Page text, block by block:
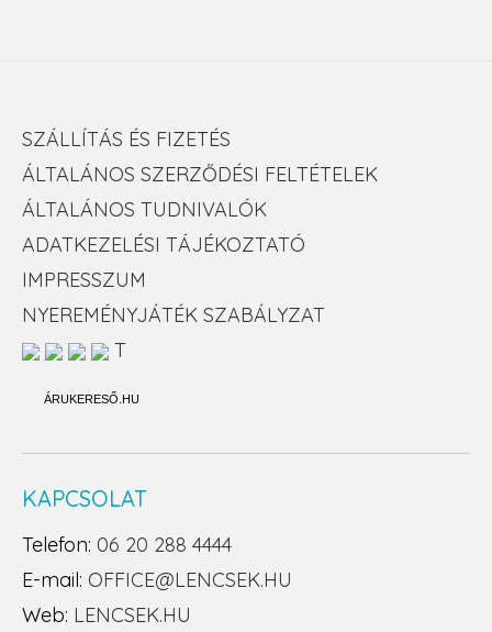
SZÁLLÍTÁS ÉS FIZETÉS
ÁLTALÁNOS SZERZŐDÉSI FELTÉTELEK
ÁLTALÁNOS TUDNIVALÓK
ADATKEZELÉSI TÁJÉKOZTATÓ
IMPRESSZUM
NYEREMÉNYJÁTÉK SZABÁLYZAT
T
ÁRUKERESŐ.HU
KAPCSOLAT
Telefon: 06 20 288 4444
E-mail: OFFICE@LENCSEK.HU
Web: LENCSEK.HU